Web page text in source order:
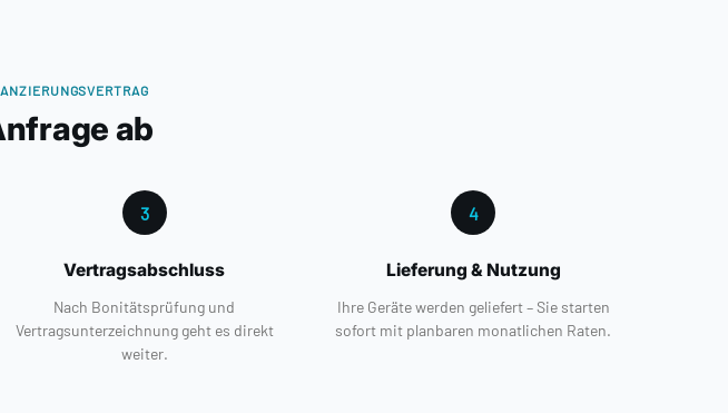
ab
3
Vertragsabschluss
Nach Bonitätsprüfung und
Vertragsunterzeichnung geht es direkt
weiter.
4
Lieferung & Nutzung
Ihre Geräte werden geliefert – Sie starten
sofort mit planbaren monatlichen Raten.